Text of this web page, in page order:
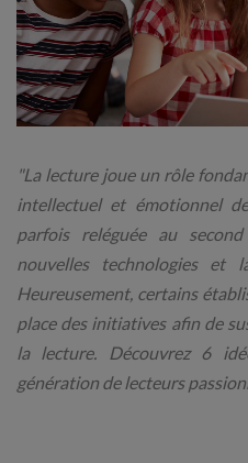
"La lecture joue un rôle
intellectuel et émotionnel
parfois reléguée au
nouvelles technologies et
Heureusement, certains
place des initiatives afin de
la lecture. Découvrez 6
génération de lecteurs